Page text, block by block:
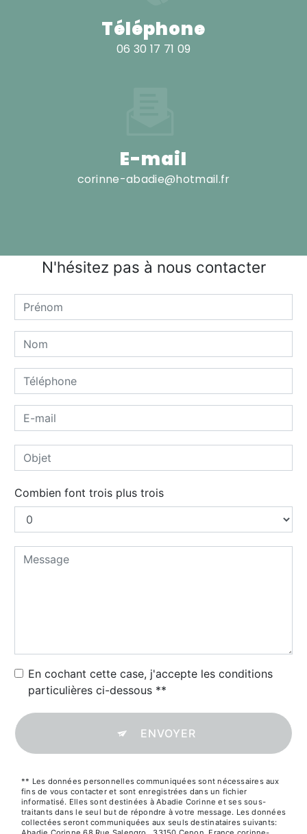
Téléphone
06 30 17 71 09
E-mail
corinne-abadie@hotmail.fr
N'hésitez pas à nous contacter
Combien font trois plus trois
En cochant cette case, j'accepte les conditions
particulières ci-dessous **
ENVOYER
** Les données personnelles communiquées sont nécessaires aux
fins de vous contacter et sont enregistrées dans un fichier
informatisé. Elles sont destinées à Abadie Corinne et ses sous-
traitants dans le seul but de répondre à votre message. Les données
collectées seront communiquées aux seuls destinataires suivants: